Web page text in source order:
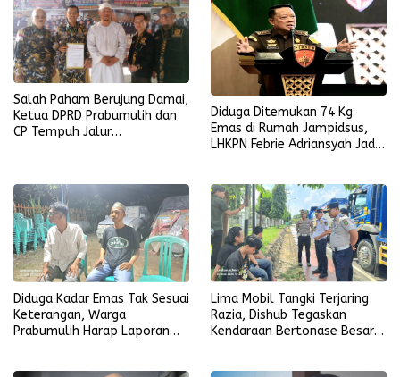
Salah Paham Berujung Damai,
Ketua DPRD Prabumulih dan
CP Tempuh Jalur
Diduga Ditemukan 74 Kg
Emas di Rumah Jampidsus,
LHKPN Febrie Adriansyah Jadi
Diduga Kadar Emas Tak Sesuai
Keterangan, Warga
Prabumulih Harap Laporan
Lima Mobil Tangki Terjaring
Razia, Dishub Tegaskan
Kendaraan Bertonase Besar